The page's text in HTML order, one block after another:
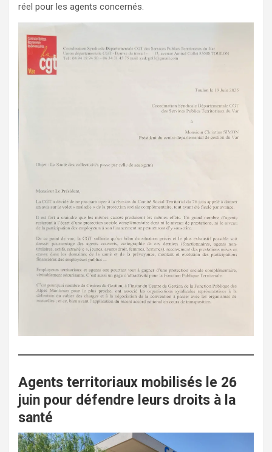
réel pour les agents concernés.
Agents territoriaux mobilisés le 26
juin pour défendre leurs droits à la
santé